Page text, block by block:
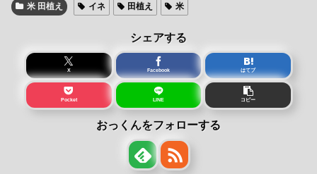
米 田植え イネ 田植え 米
シェアする
X Facebook はてブ
Pocket LINE コピー
おっくんをフォローする